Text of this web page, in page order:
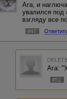
Ага, и
увалился под
взгляду все
#47
Ага:
#51